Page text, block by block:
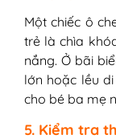
Một chiếc ô
trẻ là chìa
nắng. Ở bãi
lớn hoặc lều
cho bé ba mẹ
5. Kiểm tra